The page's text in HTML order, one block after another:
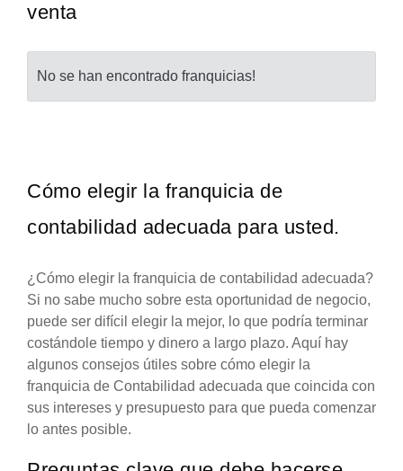
venta
No se han encontrado franquicias!
Cómo elegir la franquicia de
contabilidad adecuada para usted.
¿Cómo elegir la franquicia de contabilidad adecuada?
Si no sabe mucho sobre esta oportunidad de negocio,
puede ser difícil elegir la mejor, lo que podría terminar
costándole tiempo y dinero a largo plazo. Aquí hay
algunos consejos útiles sobre cómo elegir la
franquicia de Contabilidad adecuada que coincida con
sus intereses y presupuesto para que pueda comenzar
lo antes posible.